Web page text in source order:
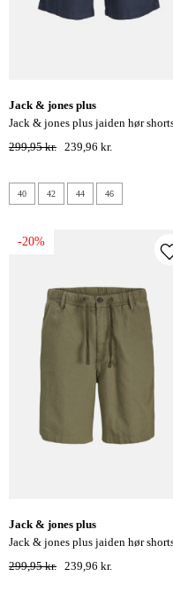
jack & jones plus
jack & jones plus jaiden hør shorts-
dark navy
299,95 kr. 239,96 kr.
40 42 44 46
-20%
jack & jones plus
jack & jones plus jaiden hør shorts -
deep lichen green
299,95 kr. 239,96 kr.